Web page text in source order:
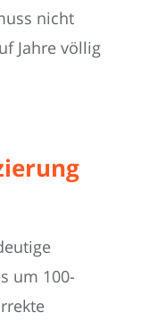
nicht
Jahre völlig
um 100-